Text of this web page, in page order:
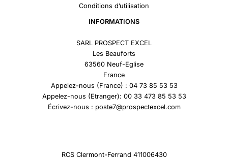
Conditions d’utilisation
INFORMATIONS
SARL PROSPECT EXCEL
Les Beauforts
63560 Neuf-Eglise
France
Appelez-nous (France) : 04 73 85 53 53
Appelez-nous (Etranger): 00 33 473 85 53 53
Écrivez-nous : poste7@prospectexcel.com
RCS Clermont-Ferrand 411006430